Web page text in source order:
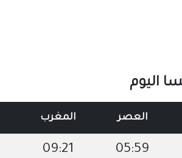
اليوم
العصر المغرب
05:59
09:21